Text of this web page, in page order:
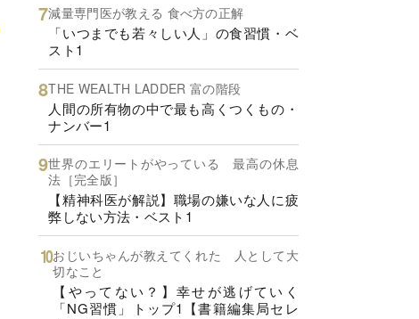
減量専門医が教える 食べ方の正解
「いつまでも若々しい人」の食習慣・ベ
スト1
THE WEALTH LADDER 富の階段
人間の所有物の中で最も高くつくもの・
ナンバー1
世界のエリートがやっている 最高の休息
法［完全版］
【精神科医が解説】職場の嫌いな人に疲
弊しない方法・ベスト1
おじいちゃんが教えてくれた 人として大
切なこと
【やってない？】幸せが逃げていく
「NG習慣」トップ1【書籍編集局セレ